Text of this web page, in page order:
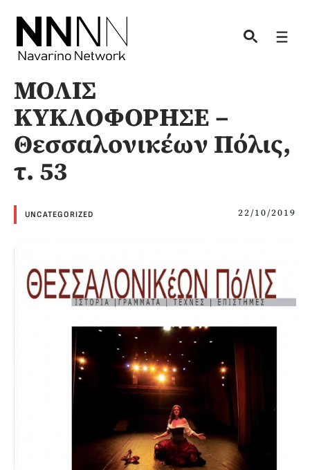
content
ΜΟΛΙΣ
ΚΥΚΛΟΦΟΡΗΣΕ –
Θεσσαλονικέων Πόλις,
τ. 53
UNCATEGORIZED 22/10/2019